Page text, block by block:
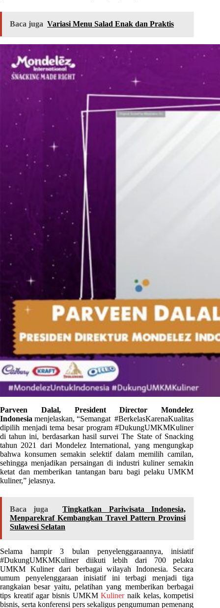
Baca juga Variasi Menu Salad Enak dan Praktis
Parveen Dalal, President Director Mondelez
Indonesia menjelaskan, “Semangat #BerkelasKarenaKualitas
dipilih menjadi tema besar program #DukungUMKMKuliner
di tahun ini, berdasarkan hasil survei The State of Snacking
tahun 2021 dari Mondelez International, yang mengungkap
bahwa konsumen semakin selektif dalam memilih camilan,
sehingga menjadikan persaingan di industri kuliner semakin
ketat dan memberikan tantangan baru bagi pelaku UMKM
kuliner,” jelasnya.
Baca juga
Tingkatkan Pariwisata Indonesia,
Menparekraf Kembangkan Travel Pattern Provinsi
Sulawesi Selatan
Selama hampir 3 bulan penyelenggaraannya, inisiatif
#DukungUMKMKuliner diikuti lebih dari 700 pelaku
UMKM Kuliner dari berbagai wilayah Indonesia. Secara
umum penyelenggaraan inisiatif ini terbagi menjadi tiga
rangkaian besar yaitu, pelatihan yang memberikan berbagai
tips kreatif agar bisnis UMKMKulinernaik kelas, kompetisi
bisnis, serta konferensi pers sekaligus pengumuman pemenang